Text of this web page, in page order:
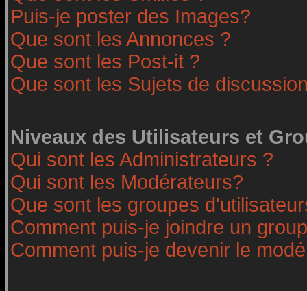
Puis-je poster des Images?
Que sont les Annonces ?
Que sont les Post-it ?
Que sont les Sujets de
Niveaux des Utilisateurs et
Qui sont les Administrateurs ?
Qui sont les Modérateurs?
Que sont les groupes
Comment puis-je joindre un
Comment puis-je devenir le